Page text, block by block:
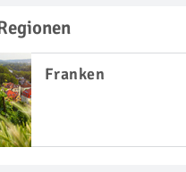
Franken